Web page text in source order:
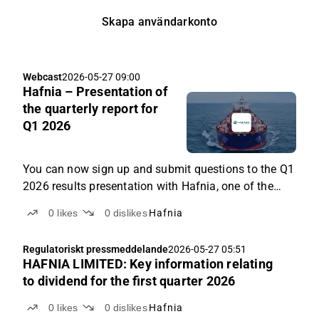
Skapa användarkonto
Webcast2026-05-27 09:00
Hafnia – Presentation of
the quarterly report for
Q1 2026
You can now sign up and submit questions to the Q1
2026 results presentation with Hafnia, one of the
be published on Wednesday 27 May, and on the
present the Q1 results and key highlights. Questions
can be submitted in advance, and you don’t need to
attend live to participate.
0 likes 0 dislikes Hafnia
Regulatoriskt pressmeddelande2026-05-27 05:51
HAFNIA LIMITED: Key information relating
to dividend for the first quarter 2026
0 likes 0 dislikes Hafnia